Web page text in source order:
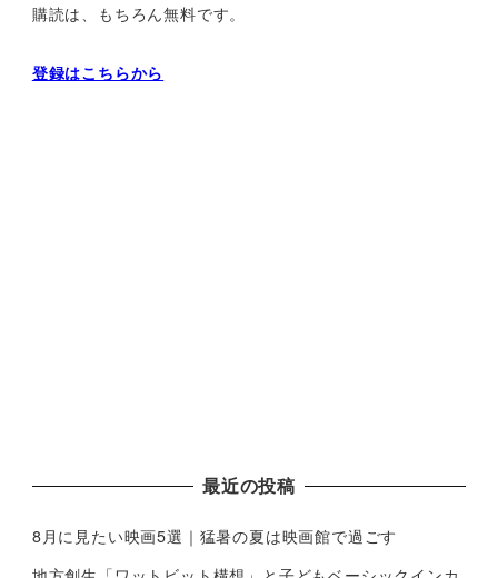
購読は、もちろん無料です。
登録はこちらから
最近の投稿
8月に見たい映画5選｜猛暑の夏は映画館で過ごす